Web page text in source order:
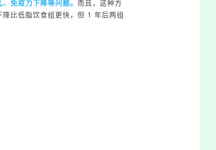
免疫力下降等问题。 而且，这种方
降比低脂饮食组更快，但 1 年后两组